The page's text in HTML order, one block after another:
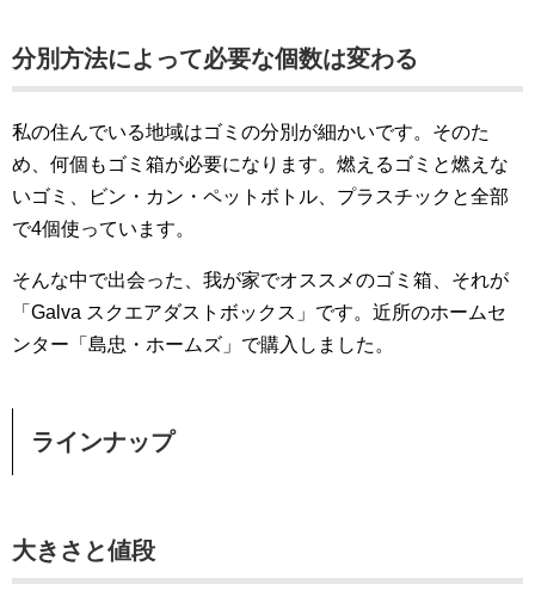
分別方法によって必要な個数は変わる
私の住んでいる地域はゴミの分別が細かいです。そのた
め、何個もゴミ箱が必要になります。燃えるゴミと燃えな
いゴミ、ビン・カン・ペットボトル、プラスチックと全部
で4個使っています。
そんな中で出会った、我が家でオススメのゴミ箱、それが
「Galva スクエアダストボックス」です。近所のホームセ
ンター「島忠・ホームズ」で購入しました。
ラインナップ
大きさと値段